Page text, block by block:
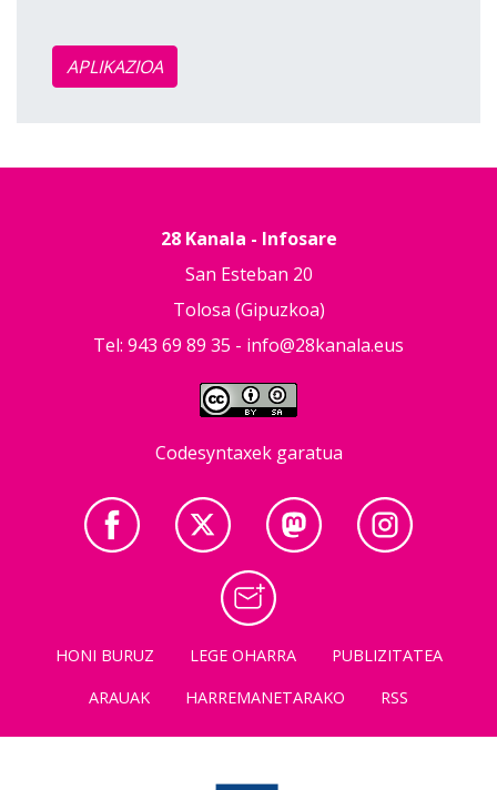
APLIKAZIOA
28 Kanala - Infosare
San Esteban 20
Tolosa (Gipuzkoa)
Tel: 943 69 89 35 - info@28kanala.eus
Codesyntaxek garatua
HONI BURUZ LEGE OHARRA
PUBLIZITATEA
ARAUAK
HARREMANETARAKO RSS